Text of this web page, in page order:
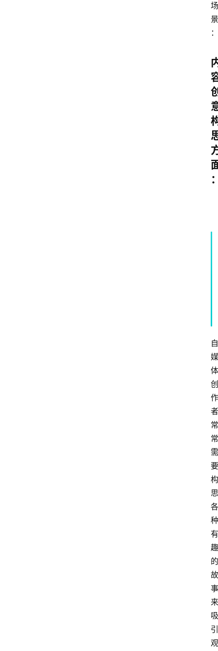
场
景
：
自
媒
体
创
作
者
常
常
需
要
构
思
各
种
有
趣
的
故
事
来
吸
引
观